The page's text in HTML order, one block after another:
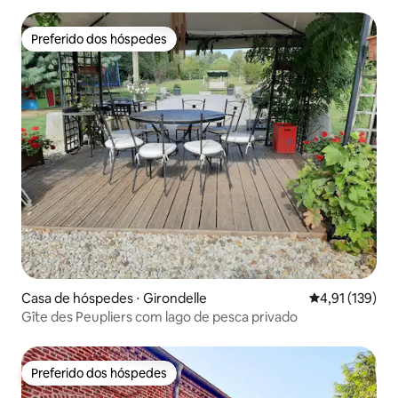
Preferido dos hóspedes
Preferido dos hóspedes
Casa de hóspedes ⋅ Girondelle 4,91 de uma
4,91 (139)
Gîte des Peupliers com lago de pesca privado
Preferido dos hóspedes
Preferido dos hóspedes